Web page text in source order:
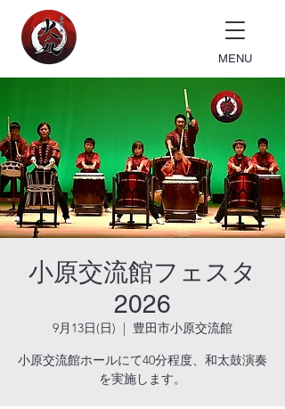
MENU
小原交流館フェスタ
2026
9月13日(日)
  |
豊田市小原交流館
小原交流館ホールにて40分程度、和太鼓演奏
を実施します。